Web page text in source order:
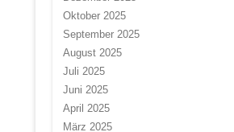
Oktober 2025
September 2025
August 2025
Juli 2025
Juni 2025
April 2025
März 2025